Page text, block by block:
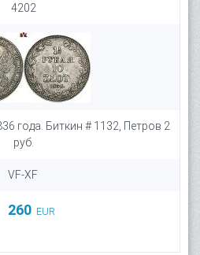
4202
года. Биткин # 1132, Петров 2
руб.
VF-XF
260 EUR